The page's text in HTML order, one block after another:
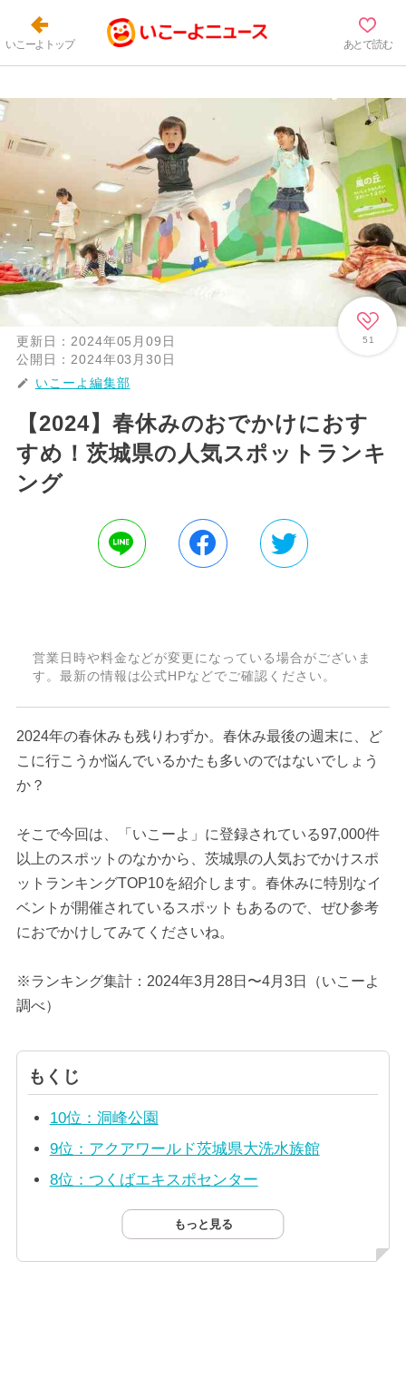
いこーよトップ あとで読む
51
更新日： 2024年05月09日
公開日： 2024年03月30日
いこーよ編集部
【2024】春休みのおでかけにおす
すめ！茨城県の人気スポットランキ
ング
営業日時や料金などが変更になっている場合がございま
す。最新の情報は公式HPなどでご確認ください。
2024年の春休みも残りわずか。春休み最後の週末に、ど
こに行こうか悩んでいるかたも多いのではないでしょう
か？
そこで今回は、「いこーよ」に登録されている97,000件
以上のスポットのなかから、茨城県の人気おでかけスポ
ットランキングTOP10を紹介します。春休みに特別なイ
ベントが開催されているスポットもあるので、ぜひ参考
におでかけしてみてくださいね。
※ランキング集計：2024年3月28日〜4月3日（いこーよ
調べ）
もくじ
10位：洞峰公園
9位：アクアワールド茨城県大洗水族館
8位：つくばエキスポセンター
もっと見る